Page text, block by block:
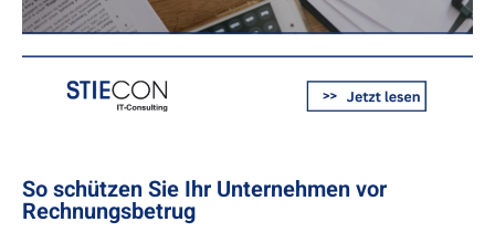
So schützen Sie Ihr Unternehmen vor
Rechnungsbetrug